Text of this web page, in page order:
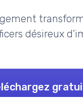
désireux